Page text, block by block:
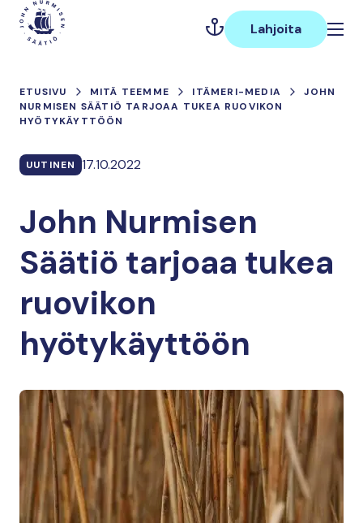
Hyppää
sisältöön
Päävalikko
Lahjoita
ETUSIVU MITÄ TEEMME ITÄMERI-MEDIA
JOHN
NURMISEN SÄÄTIÖ TARJOAA TUKEA RUOVIKON
HYÖTYKÄYTTÖÖN
UUTINEN 17.10.2022
John Nurmisen
Säätiö tarjoaa tukea
ruovikon
hyötykäyttöön